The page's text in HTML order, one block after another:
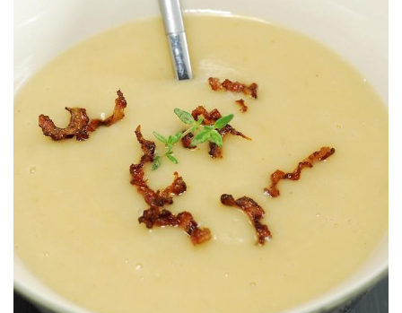
VELOUTÉ DE NAVETS AU MIEL
Surprenant!